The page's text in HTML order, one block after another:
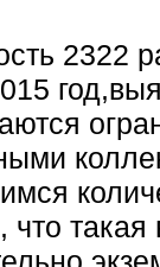
2322
такая